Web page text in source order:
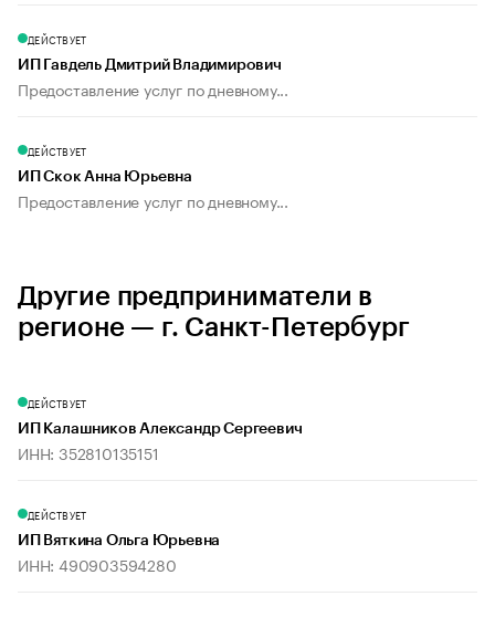
ДЕЙСТВУЕТ
ИП Гавдель Дмитрий Владимирович
Предоставление услуг по дневному...
ДЕЙСТВУЕТ
ИП Скок Анна Юрьевна
Предоставление услуг по дневному...
Другие предприниматели в
регионе — г. Санкт-Петербург
ДЕЙСТВУЕТ
ИП Калашников Александр Сергеевич
ИНН: 352810135151
ДЕЙСТВУЕТ
ИП Вяткина Ольга Юрьевна
ИНН: 490903594280